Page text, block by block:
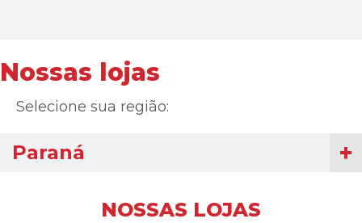
Nossas lojas
Selecione sua região:
Paraná
NOSSAS LOJAS